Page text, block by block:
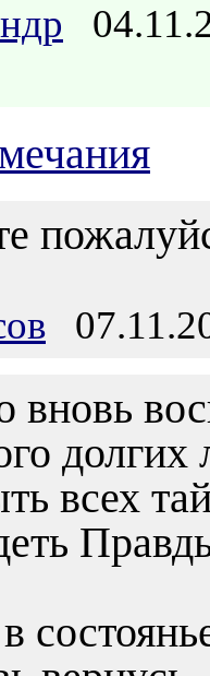
вновь
долгих
всех